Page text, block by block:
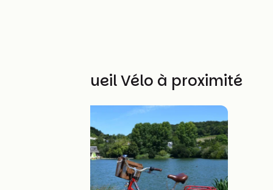
Autres Accueil Vélo à proximité